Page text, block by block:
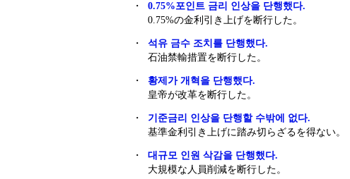
・
0.75%포인트 금리 인상을 단행했다.
0.75%の金利引き上げを断行した。
・
석유 금수 조치를 단행했다.
石油禁輸措置を断行した。
・
황제가 개혁을 단행했다.
皇帝が改革を断行した。
・
기준금리 인상을 단행할 수밖에 없다.
基準金利引き上げに踏み切らざるを得ない。
・
대규모 인원 삭감을 단행했다.
大規模な人員削減を断行した。